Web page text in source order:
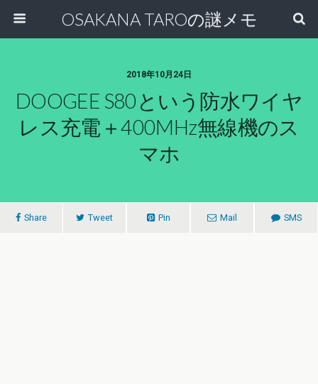
OSAKANA TAROの謎メモ
2018年10月24日
DOOGEE S80という防水ワイヤ
レス充電＋400MHz無線機のス
マホ
Share Tweet Pin Mail SMS